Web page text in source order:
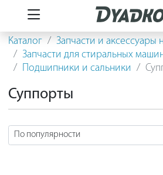
Каталог
Запчасти и аксессуары
Запчасти для стиральных
Подшипники и сальники
Суппорты